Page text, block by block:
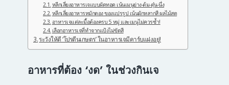
หลีกเลี่ยงอาหารเจแบบผัดทอด เน้นเมนูย่าง-ต้ม-ตุ๋น-นึ่ง
หลีกเลี่ยงอาหารหมักดอง ของแปรรูป เน้นผักหลากสี ผลไม้สด
อาหารเจแต่ละมื้อต้องครบ 5 หมู่ และเมนูไม่ควรซ้ำ!
เลือกอาหารเจที่ทำจากแป้งไม่ขัดสี
ระวังให้ดี ‘โปรตีนเกษตร’ ในอาหารเจมีคาร์บแฝงอยู่!
อาหารที่ต้อง ‘งด’ ในช่วงกินเจ